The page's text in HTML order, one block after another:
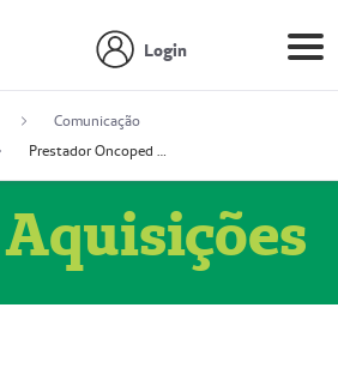
Login
Comunicação
Prestador Oncoped Serviços Médicos (51004335-0)